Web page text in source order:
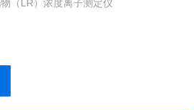
（LR）浓度离子测定仪
反应时间*性，确保测量精确度；